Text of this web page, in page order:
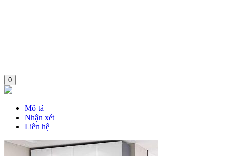
0
Mô tả
Nhận xét
Liên hệ